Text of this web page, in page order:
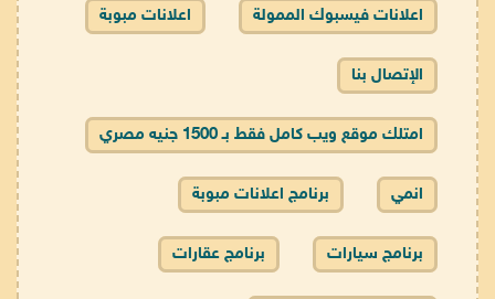
اعلانات فيسبوك الممولة اعلانات مبوبة
الإتصال بنا
امتلك موقع ويب كامل فقط بـ 1500 جنيه مصري
انمي برنامج اعلانات مبوبة
برنامج سيارات برنامج عقارات